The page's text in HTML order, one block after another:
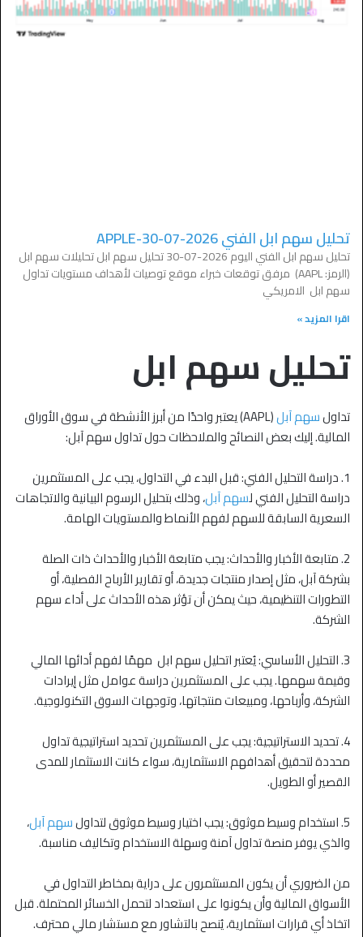
تحليل سهم ابل الفني APPLE-30-07-2026
تحليل سهم ابل الفني اليوم 2026-07-30 تحليل سهم ابل تحليلات سهم ابل
(الرمز: AAPL) مرفق توقعات خبراء موقع توصيات لأهداف مستويات تداول
سهم ابل الامريكي
اقرا المزيد »
تحليل سهم ابل
تداولسهم آبل
(AAPL) يعتبر واحدًا من أبرز الأنشطة في سوق الأوراق
المالية. إليك بعض النصائح والملاحظات حول تداول سهم آبل:
1. دراسة التحليل الفني: قبل البدء في التداول، يجب على المستثمرين
دراسة التحليل الفني لسهم آبل، وذلك بتحليل الرسوم البيانية والاتجاهات
السعرية السابقة للسهم لفهم الأنماط والمستويات الهامة.
2. متابعة الأخبار والأحداث: يجب متابعة الأخبار والأحداث ذات الصلة
بشركة آبل، مثل إصدار منتجات جديدة، أو تقارير الأرباح الفصلية، أو
التطورات التنظيمية، حيث يمكن أن تؤثر هذه الأحداث على أداء سهم
الشركة.
3. التحليل الأساسي: يُعتبر اتحليل سهم ابل مهمًا لفهم أدائها المالي
وقيمة سهمها. يجب على المستثمرين دراسة عوامل مثل إيرادات
الشركة، وأرباحها، ومبيعات منتجاتها، وتوجهات السوق التكنولوجية.
4. تحديد الاستراتيجية: يجب على المستثمرين تحديد استراتيجية تداول
محددة لتحقيق أهدافهم الاستثمارية، سواء كانت الاستثمار للمدى
القصير أو الطويل.
5. استخدام وسيط موثوق: يجب اختيار وسيط موثوق لتداول
سهم آبل،
والذي يوفر منصة تداول آمنة وسهلة الاستخدام وتكاليف مناسبة.
من الضروري أن يكون المستثمرون على دراية بمخاطر التداول في
الأسواق المالية وأن يكونوا على استعداد لتحمل الخسائر المحتملة. قبل
اتخاذ أي قرارات استثمارية، يُنصح بالتشاور مع مستشار مالي محترف.